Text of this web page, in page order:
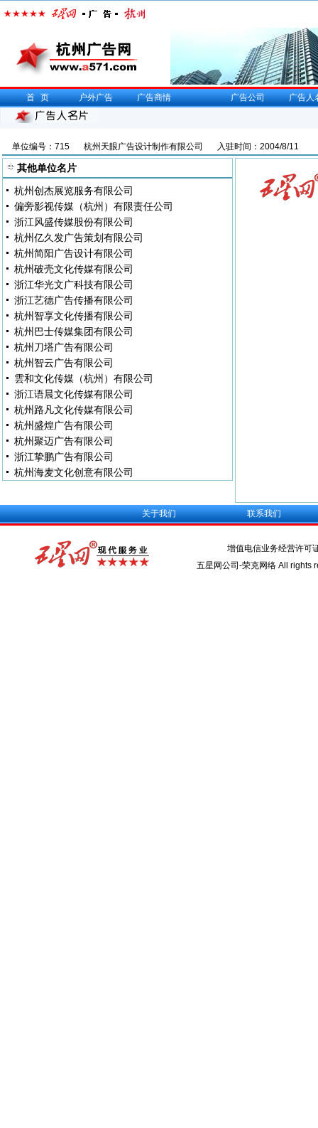
首页 户外广告 广告商情 广告公司 广告人
单位编号：715 杭州天眼广告设计制作有限公司 入驻时间：2004/8/11
其他单位名片
杭州创杰展览服务有限公司
偏旁影视传媒（杭州）有限责任公司
浙江风盛传媒股份有限公司
杭州亿久发广告策划有限公司
杭州简阳广告设计有限公司
杭州破壳文化传媒有限公司
浙江华光文广科技有限公司
浙江艺德广告传播有限公司
杭州智享文化传播有限公司
杭州巴士传媒集团有限公司
杭州刀塔广告有限公司
杭州智云广告有限公司
雲和文化传媒（杭州）有限公司
浙江语晨文化传媒有限公司
杭州路凡文化传媒有限公司
杭州盛煌广告有限公司
杭州聚迈广告有限公司
浙江挚鹏广告有限公司
杭州海麦文化创意有限公司
关于我们 联系我们
增值电信业务经营许可
五星网公司-荣克网络 All